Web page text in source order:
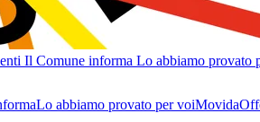
Il Comune informa Lo abbiamo provato
Lo abbiamo provato per voiMovida